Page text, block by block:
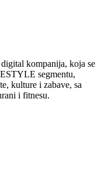
kompanija, koja se
segmentu,
kulture i zabave, sa
i fitnesu.